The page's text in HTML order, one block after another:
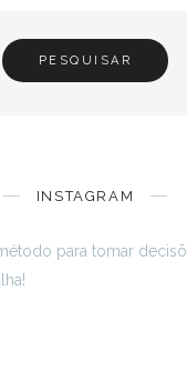
INSTAGRAM
para tomar